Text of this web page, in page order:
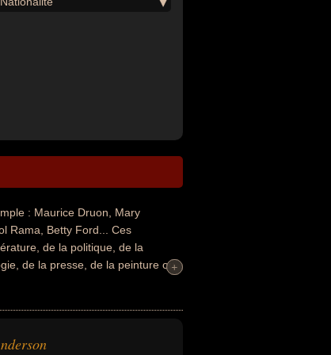
: Maurice Druon, Mary
Rama, Betty Ford... Ces
de la politique, de la
de la presse, de la peinture ou
de célébrité, éditeur,
avoir été francais, américain,
+
+